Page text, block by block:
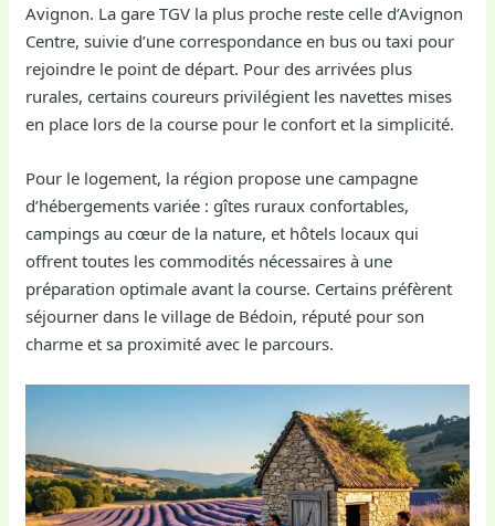
Avignon. La gare TGV la plus proche reste celle d’Avignon
Centre, suivie d’une correspondance en bus ou taxi pour
rejoindre le point de départ. Pour des arrivées plus
rurales, certains coureurs privilégient les navettes mises
en place lors de la course pour le confort et la simplicité.
Pour le logement, la région propose une campagne
d’hébergements variée : gîtes ruraux confortables,
campings au cœur de la nature, et hôtels locaux qui
offrent toutes les commodités nécessaires à une
préparation optimale avant la course. Certains préfèrent
séjourner dans le village de Bédoin, réputé pour son
charme et sa proximité avec le parcours.